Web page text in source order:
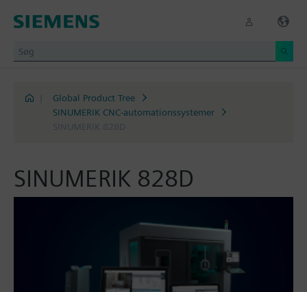
Global Product Tree
SINUMERIK CNC-automationssystemer
SINUMERIK 828D
SINUMERIK 828D